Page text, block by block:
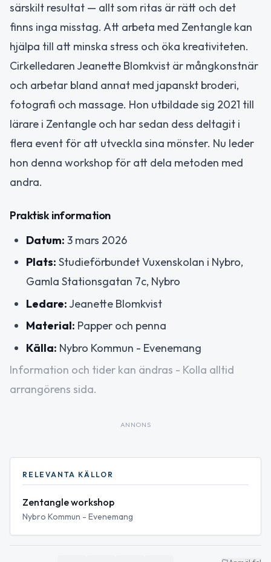
särskilt resultat — allt som ritas är rätt och det
finns inga misstag. Att arbeta med Zentangle kan
hjälpa till att minska stress och öka kreativiteten.
Cirkelledaren Jeanette Blomkvist är mångkonstnär
och arbetar bland annat med japanskt broderi,
fotografi och massage. Hon utbildade sig 2021 till
lärare i Zentangle och har sedan dess deltagit i
flera event för att utveckla sina mönster. Nu leder
hon denna workshop för att dela metoden med
andra.
Praktisk information
Datum: 3 mars 2026
Plats: Studieförbundet Vuxenskolan i Nybro,
Gamla Stationsgatan 7c, Nybro
Ledare: Jeanette Blomkvist
Material: Papper och penna
Källa: Nybro Kommun - Evenemang
Information och tider kan ändras - Kolla alltid
arrangörens sida.
ANNONS
RELEVANTA KÄLLOR
Zentangle workshop
Nybro Kommun - Evenemang